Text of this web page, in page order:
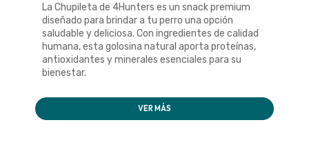
La Chupileta de 4Hunters es un snack premium
diseñado para brindar a tu perro una opción
saludable y deliciosa. Con ingredientes de calidad
humana, esta golosina natural aporta proteínas,
antioxidantes y minerales esenciales para su
bienestar.
VER MÁS